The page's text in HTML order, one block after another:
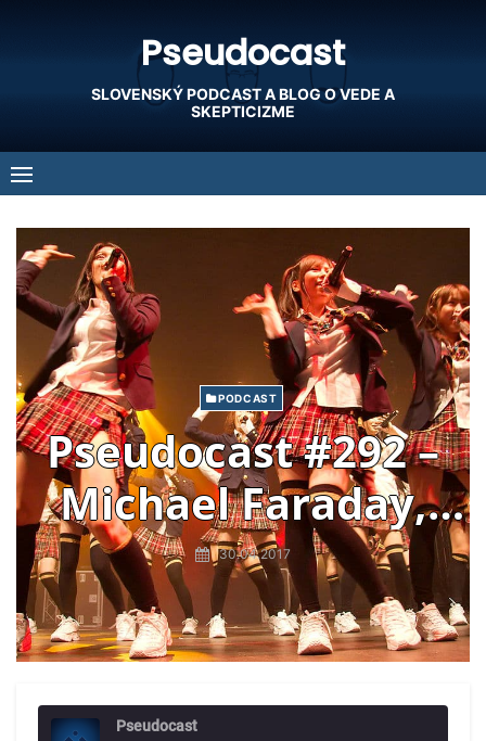
Pseudocast
SLOVENSKÝ PODCAST A BLOG O VEDE A
SKEPTICIZME
PODCAST
Pseudocast #292 –
Michael Faraday,
synchronizácia
menštruácie,
homeopatia zabíjala
30.04.2017
Pseudocast